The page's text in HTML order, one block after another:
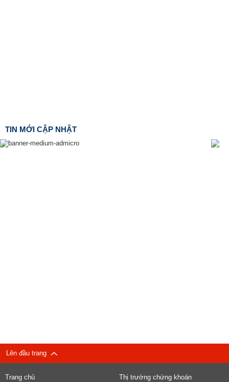
TIN MỚI CẬP NHẬT
Lên đầu trang
Trang chủ Thị trường chứng khoán